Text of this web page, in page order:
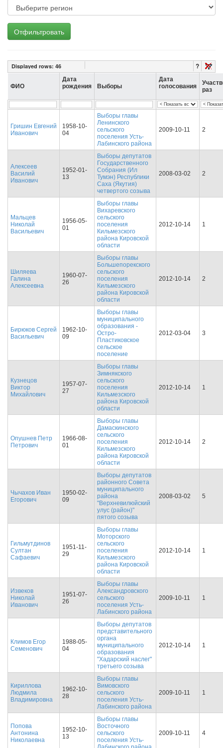
Отфильтровать
Displayed rows: 46 ?
ФИО
Дата
рождения
Выборы
Дата
голосования
раз
Гришин Евгений
Иванович
1958-10-
04
Выборы главы
Ленинского
сельского
поселения Усть-
Лабинского района
2009-10-11 2
Алексеев
Василий
Иванович
1952-01-
13
Выборы депутатов
Государственного
Собрания (Ил
Тумэн) Республики
Саха (Якутия)
четвертого созыва
2008-03-02 2
Мальцев
Николай
Васильевич
1956-05-
01
Выборы главы
Вихаревского
сельского
поселения
Кильмезского
района Кировской
области
2012-10-14 1
Шиляева
Галина
Алексеевна
1960-07-
26
Выборы главы
Большепорекского
сельского
поселения
Кильмезского
района Кировской
области
2012-10-14 2
Бирюков Сергей
Васильевич
1962-10-
09
Выборы главы
муниципального
образования -
Остро-
Пластиковское
сельское
поселение
2012-03-04 3
Кузнецов
Виктор
Михайлович
1957-07-
27
Выборы главы
Зимнякского
сельского
поселения
Кильмезского
района Кировской
области
2012-10-14 1
Опушнев Петр
Петрович
1966-08-
01
Выборы главы
Дамаскинского
сельского
поселения
Кильмезского
района Кировской
области
2012-10-14 2
Чычахов Иван
Егорович
1950-02-
09
Выборы депутатов
районного Совета
муниципального
района
"Верхневилюйский
улус (район)"
пятого созыва
2008-03-02 5
Гильмутдинов
Султан
Сафаевич
1951-11-
29
Выборы главы
Моторского
сельского
поселения
Кильмезского
района Кировской
области
2012-10-14 1
Извеков
Николай
Иванович
1951-07-
26
Выборы главы
Александровского
сельского
поселения Усть-
Лабинского района
2009-10-11 1
Климов Егор
Семенович
1988-05-
04
Выборы депутатов
представительного
органа
муниципального
образования
"Хадарский наслег"
третьего созыва
2012-10-14 1
Кириллова
Людмила
Владимировна
1962-10-
28
Выборы главы
Вимовского
сельского
поселения Усть-
Лабинского района
2009-10-11 1
Попова
Антонина
Николаевна
1952-10-
13
Выборы главы
Восточного
сельского
поселения Усть-
2009-10-11 4